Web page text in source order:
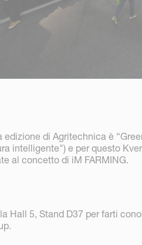
edizione di Agritechnica è
intelligente") e per questo
al concetto di iM FARMING.
Hall 5, Stand D37 per farti